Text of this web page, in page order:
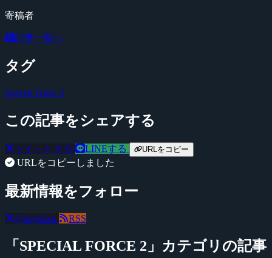
寄稿者
記事一覧へ
タグ
Special Force 2
この記事をシェアする
ツイートする LINEする URLをコピー
URLをコピーしました
最新情報をフォロー
@negitaku RSS
「SPECIAL FORCE 2」カテゴリの記事